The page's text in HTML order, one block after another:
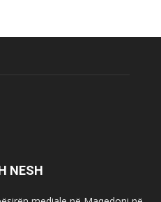
NESH